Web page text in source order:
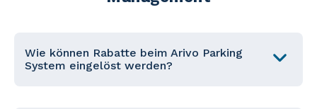
Wie können Rabatte beim Arivo Parking
System eingelöst werden?